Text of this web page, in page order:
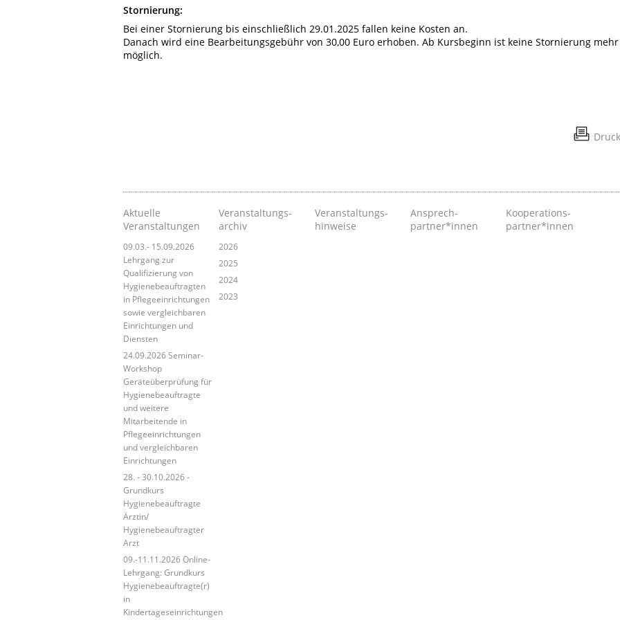
Stornierung:
Bei einer Stornierung bis einschließlich 29.01.2025 fallen keine Kosten an.
Danach wird eine Bearbeitungsgebühr von 30,00 Euro erhoben. Ab Kursbeginn ist keine Stornierung mehr
möglich.
Aktuelle
Veranstaltungen
09.03.- 15.09.2026
Lehrgang zur
Qualifizierung von
Hygienebeauftragten
in Pflegeeinrichtungen
sowie vergleichbaren
Einrichtungen und
Diensten
24.09.2026 Seminar-
Workshop
Geräteüberprüfung für
Hygienebeauftragte
und weitere
Mitarbeitende in
Pflegeeinrichtungen
und vergleichbaren
Einrichtungen
28. - 30.10.2026 -
Grundkurs
Hygienebeauftragte
Ärztin/
Hygienebeauftragter
Arzt
09.-11.11.2026 Online-
Lehrgang: Grundkurs
Hygienebeauftragte(r)
in
Kindertageseinrichtungen
Veranstaltungs­
archiv
2026
2025
2024
2023
Veranstaltungs­
hinweise
Ansprech­
partner*innen
Kooperations­
partner*innen